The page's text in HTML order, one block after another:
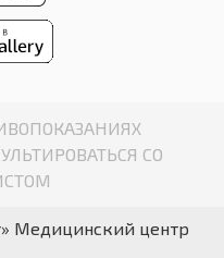
СО
Медицинский центр